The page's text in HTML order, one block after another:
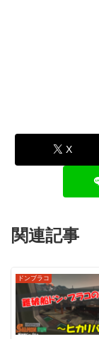
X
関連記事
ドンブラコ